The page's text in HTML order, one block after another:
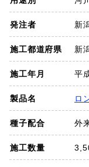
プライバシー
発注者 新
施工都道府県 新
施工年月 平
製品名 ロ
種子配合 外
施工数量